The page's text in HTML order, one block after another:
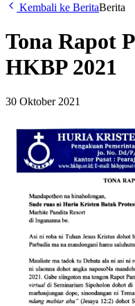
Kembali ke BeritaBerita
Tona Rapot
HKBP 2021
30 Oktober 2021